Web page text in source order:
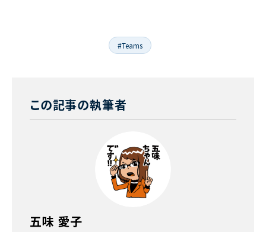
#Teams
この記事の執筆者
五味 愛子